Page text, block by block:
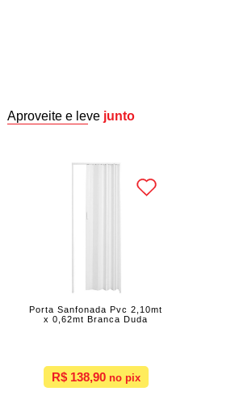
Aproveite e leve junto
Porta Sanfonada Pvc 2,10mt
x 0,62mt Branca Duda
R$ 138,90